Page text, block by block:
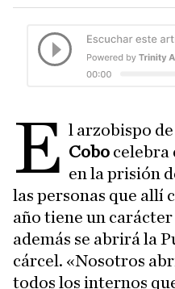
E l arzobispo
Cobo celebra
en la prisión
las personas que allí
año tiene un
además se abrirá la
cárcel. «Nosotros
todos los internos